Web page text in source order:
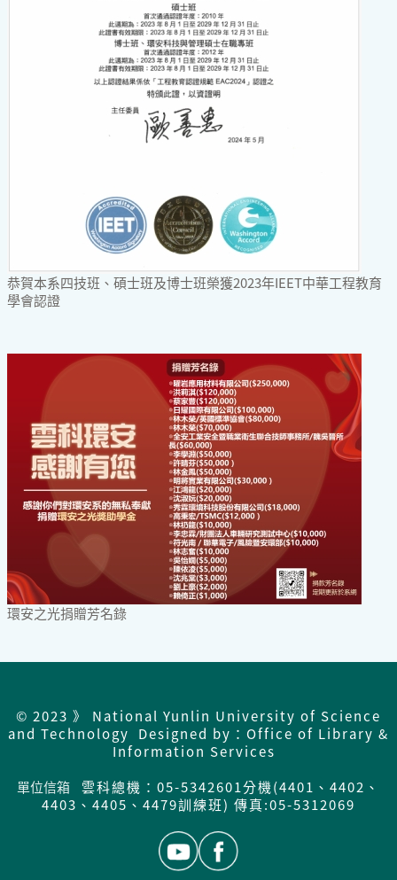
恭賀本系四技班、碩士班及博士班榮獲2023年IEET中華工程教育
學會認證
環安之光捐贈芳名錄
© 2023 》 National Yunlin University of Science
and Technology Designed by：Office of Library &
Information Services
單位信箱
雲科總機：05-5342601分機(4401、4402、
4403、4405、4479訓練班) 傳真:05-5312069